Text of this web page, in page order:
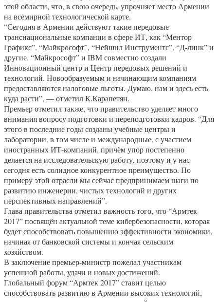
этой области, что, в свою очередь, упрочняет место Армении
на всемирной технологической карте.
“Сегодня в Армении действуют такие передовые
транснациональные компании в сфере ИТ, как “Ментор
Графикс”, “Майкрософт”, “Нейшнл Инструментс”, “Д-линк” и
другие. “Майкрософт” и IBM совместно создали
Инновационный центр и Центр передовых решений и
технологий. Новообразуемым и начинающим компаниям
предоставляются налоговые льготы. Думаю, нам и здесь есть
куда расти”, — отметил К.Карапетян.
Премьер отметил также, что правительство уделяет много
внимания вопросу подготовки и переподготовки кадров. “Для
этого в последние годы созданы учебные центры и
лаборатории, в том числе и международные, с участием
иностранных ИТ-компаний, причём упор постепенно
делается на исследовательскую работу, поэтому и у нас
сегодня есть солидное конкурентное преимущество. По
примеру этой отрасли мы сейчас предпринимаем шаги по
развитию инженерии, чистых технологий и других
перспективных направлений”.
Глава правительства отметил важность того, что “Армтек
2017” посвящён актуальной теме кибербезопасности, которая
будет способствовать повышению эффективности экономики,
начиная от банковской системы и кончая сельским
хозяйством.
В заключение премьер-министр пожелал участникам
успешной работы, удачи и новых достижений.
Глобальный форум “Армтек 2017” ставит целью
способствовать развитию в Армении высоких технологий,